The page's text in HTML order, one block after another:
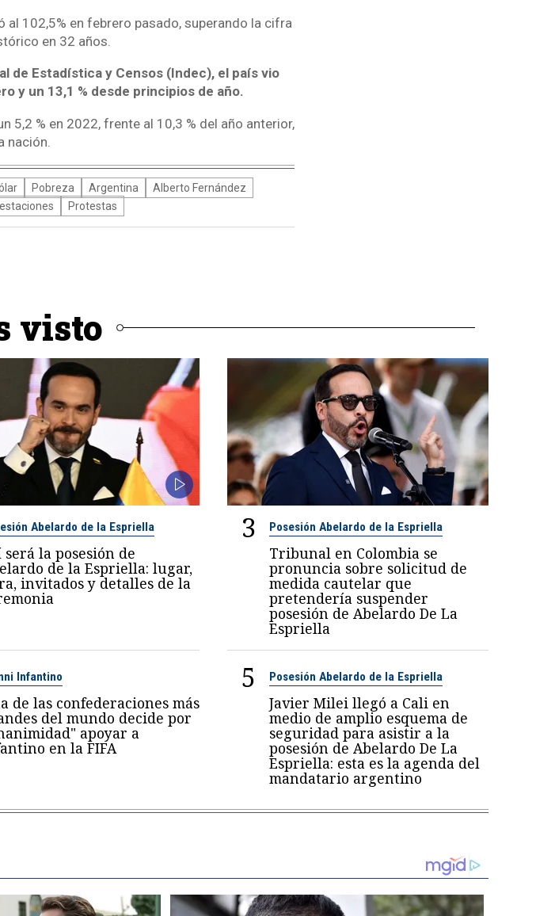
102,5% en febrero pasado, superando la cifra
en 32 años.
de Estadística y Censos (Indec), el país vio
y un 13,1 % desde principios de año.
5,2 % en 2022, frente al 10,3 % del año anterior,
nación.
Pobreza Argentina
Alberto Fernández
Protestas
visto
Abelardo de la Espriella
será la posesión de
de la Espriella: lugar,
invitados y detalles de la
3 Posesión Abelardo de la Espriella
Tribunal en Colombia se
pronuncia sobre solicitud de
medida cautelar que
pretendería suspender
posesión de Abelardo De La
Espriella
Infantino
de las confederaciones más
del mundo decide por
apoyar a
en la FIFA
5 Posesión Abelardo de la Espriella
Javier Milei llegó a Cali en
medio de amplio esquema de
seguridad para asistir a la
posesión de Abelardo De La
Espriella: esta es la agenda del
mandatario argentino